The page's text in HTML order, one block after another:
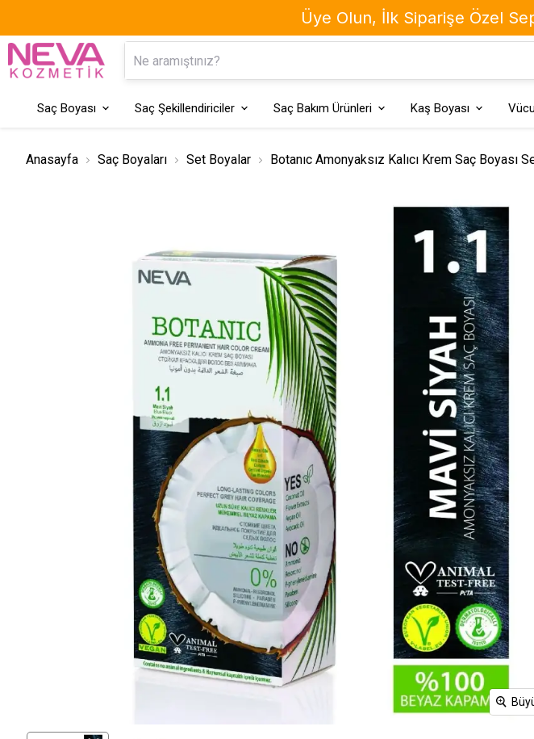
Saç Boyası Saç Şekillendiriciler Saç Bakım Ürünleri Kaş Boyası
Anasayfa Saç Boyaları Set Boyalar Botanıc Amonyaksız Kalıcı Krem Saç Boyası
Üye Olun, İlk Siparişe Özel